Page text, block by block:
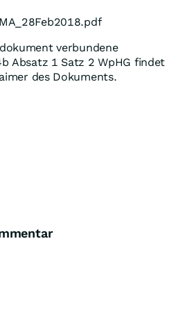
verbundene
Absatz 1 Satz 2 WpHG findet
des Dokuments.